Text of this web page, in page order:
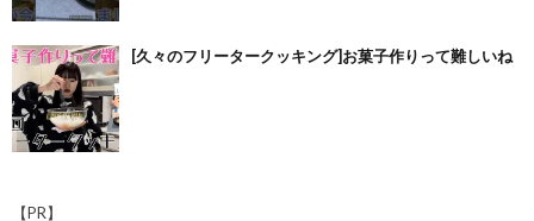
[久々のフリータークッキング]お菓子作りって難しいね
【PR】